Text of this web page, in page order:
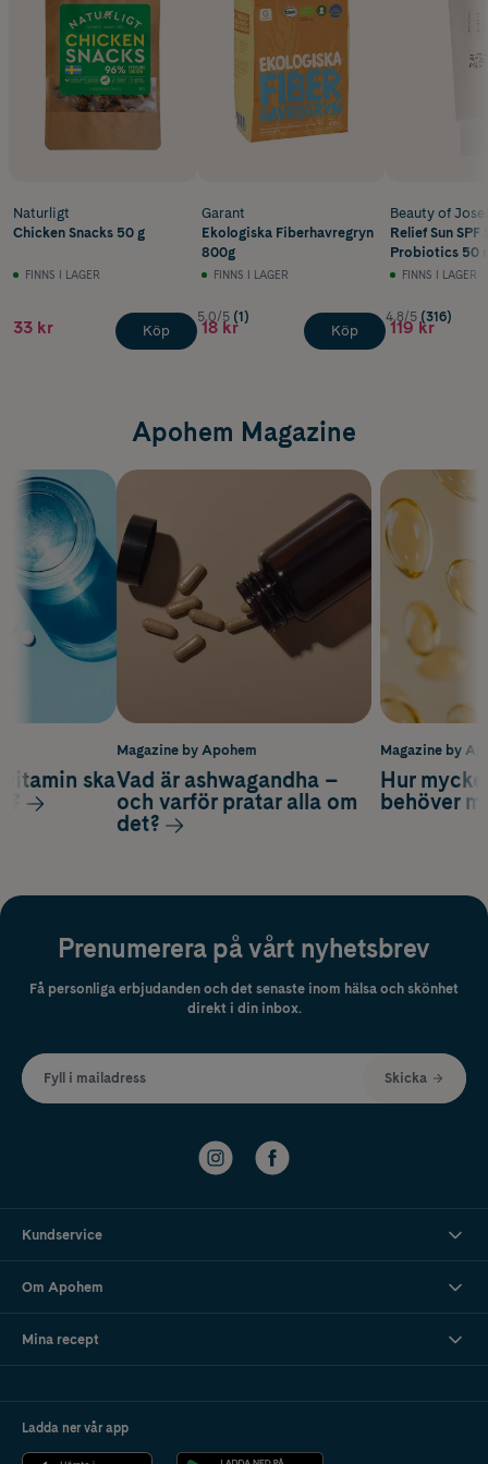
Naturligt
Chicken Snacks 50 g
FINNS I LAGER
33 kr Köp
Garant
Ekologiska Fiberhavregryn
800g
FINNS I LAGER
5.0/5 (1)
18 kr Köp
Beauty of
Relief Sun SPF
Probiotics 50
FINNS I LAGER
4.8/5 (316)
119 kr
Apohem Magazine
Magazine by
Hur
behöver
ska
Magazine by Apohem
Vad är ashwagandha –
och varför pratar alla om
det?
Prenumerera på vårt nyhetsbrev
Få personliga erbjudanden och det senaste inom hälsa och skönhet
direkt i din inbox.
Fyll i mailadress Skicka
Kundservice
Om Apohem
Mina recept
Ladda ner vår app